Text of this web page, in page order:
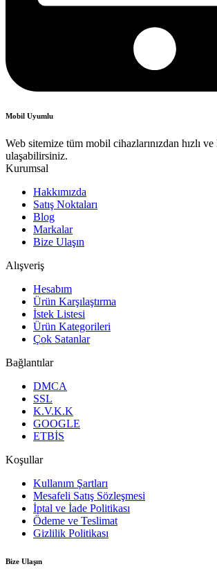
Mobil Uyumlu
Web sitemize tüm mobil cihazlarınızdan hızlı
ulaşabilirsiniz.
Kurumsal
Hakkımızda
Satış Noktaları
Blog
Markalar
Bize Ulaşın
Alışveriş
Hesabım
Ürün Karşılaştırma
İstek Listesi
Ürün Kategorileri
Çok Satanlar
Bağlantılar
DMCA
SSL
K.V.K.K
GOOGLE
ETBİS
Koşullar
Kullanım Şartları
Mesafeli Satış Sözleşmesi
İptal ve İade Politikası
Ödeme ve Teslimat
Gizlilik Politikası
Bize Ulaşın